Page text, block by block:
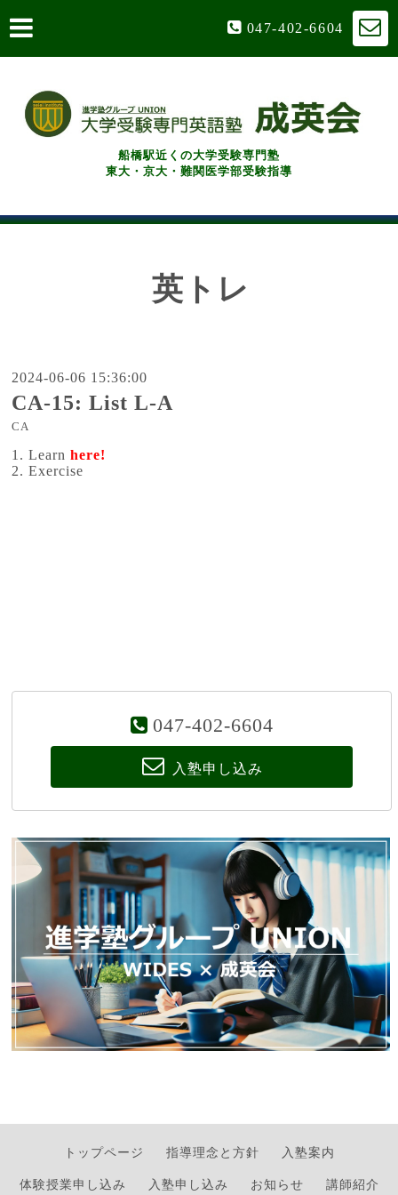
047-402-6604
船橋駅近くの大学受験専門塾
東大・京大・難関医学部受験指導
英トレ
2024-06-06 15:36:00
CA-15: List L-A
CA
1. Learnhere!
2. Exercise
047-402-6604
入塾申し込み
トップページ 指導理念と方針 入塾案内
体験授業申し込み 入塾申し込み お知らせ 講師紹介